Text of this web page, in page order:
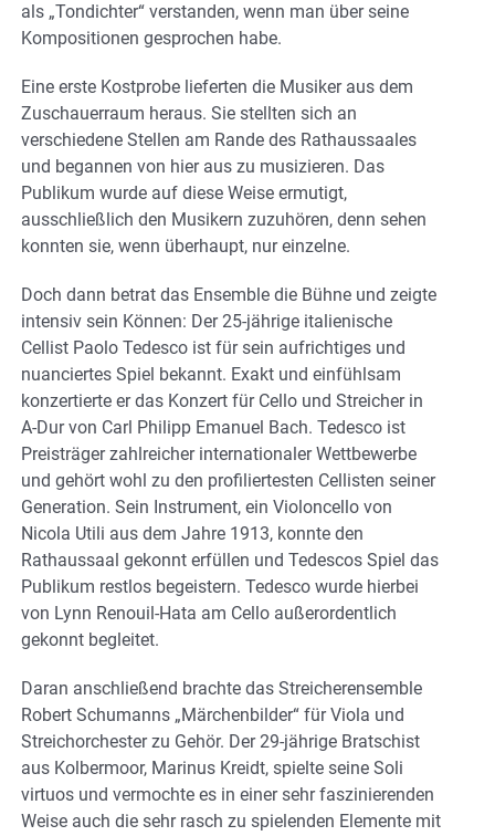
als „Tondichter“ verstanden, wenn man über seine
Kompositionen gesprochen habe.
Eine erste Kostprobe lieferten die Musiker aus dem
Zuschauerraum heraus. Sie stellten sich an
verschiedene Stellen am Rande des Rathaussaales
und begannen von hier aus zu musizieren. Das
Publikum wurde auf diese Weise ermutigt,
ausschließlich den Musikern zuzuhören, denn sehen
konnten sie, wenn überhaupt, nur einzelne.
Doch dann betrat das Ensemble die Bühne und zeigte
intensiv sein Können: Der 25-jährige italienische
Cellist Paolo Tedesco ist für sein aufrichtiges und
nuanciertes Spiel bekannt. Exakt und einfühlsam
konzertierte er das Konzert für Cello und Streicher in
A-Dur von Carl Philipp Emanuel Bach. Tedesco ist
Preisträger zahlreicher internationaler Wettbewerbe
und gehört wohl zu den profiliertesten Cellisten seiner
Generation. Sein Instrument, ein Violoncello von
Nicola Utili aus dem Jahre 1913, konnte den
Rathaussaal gekonnt erfüllen und Tedescos Spiel das
Publikum restlos begeistern. Tedesco wurde hierbei
von Lynn Renouil-Hata am Cello außerordentlich
gekonnt begleitet.
Daran anschließend brachte das Streicherensemble
Robert Schumanns „Märchenbilder“ für Viola und
Streichorchester zu Gehör. Der 29-jährige Bratschist
aus Kolbermoor, Marinus Kreidt, spielte seine Soli
virtuos und vermochte es in einer sehr faszinierenden
Weise auch die sehr rasch zu spielenden Elemente mit